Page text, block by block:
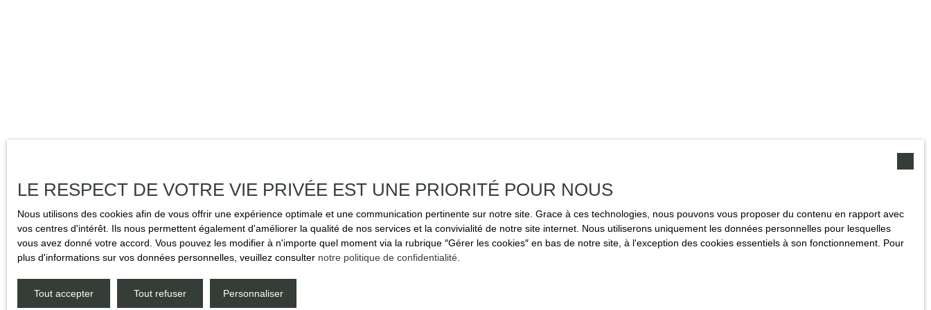
LE RESPECT DE VOTRE VIE PRIVÉE EST UNE PRIORITÉ POUR NOUS
Nous utilisons des cookies afin de vous offrir une expérience optimale et une communication pertinente sur notre site. Grace à ces technologies, nous pouvons vous proposer du contenu en rapport avec
vos centres d'intérêt. Ils nous permettent également d'améliorer la qualité de nos services et la convivialité de notre site internet. Nous utiliserons uniquement les données personnelles pour lesquelles
vous avez donné votre accord. Vous pouvez les modifier à n'importe quel moment via la rubrique ″Gérer les cookies″ en bas de notre site, à l'exception des cookies essentiels à son fonctionnement. Pour
plus d'informations sur vos données personnelles, veuillez consulter notre politique de confidentialité
Tout accepter Tout refuser Personnaliser